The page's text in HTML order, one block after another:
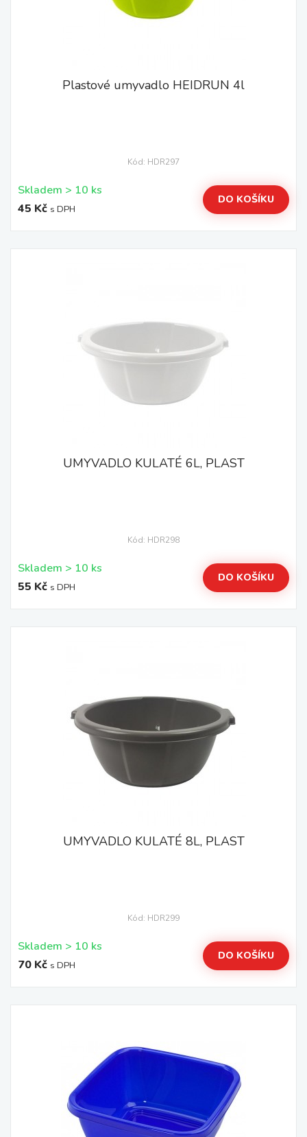
Plastové umyvadlo HEIDRUN 4l
Kód: HDR297
Skladem > 10 ks
45 Kč s DPH
DO KOŠÍKU
UMYVADLO KULATÉ 6L, PLAST
Kód: HDR298
Skladem > 10 ks
55 Kč s DPH
DO KOŠÍKU
UMYVADLO KULATÉ 8L, PLAST
Kód: HDR299
Skladem > 10 ks
70 Kč s DPH
DO KOŠÍKU